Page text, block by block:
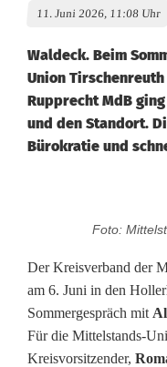
11. Juni 2026, 11:08 Uhr
Waldeck. Beim
Union
Rupprecht MdB
und den Standort.
Bürokratie und
t
t
e
Foto:
Der Kreisverband der
am 6. Juni in den
Sommergespräch mit
Für die Mittelstands-
Kreisvorsitzender,